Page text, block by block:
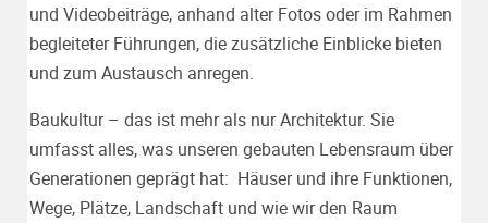
und Videobeiträge, anhand alter Fotos oder im Rahmen
begleiteter Führungen, die zusätzliche Einblicke bieten
und zum Austausch anregen.
Baukultur – das ist mehr als nur Architektur. Sie
umfasst alles, was unseren gebauten Lebensraum über
Generationen geprägt hat: Häuser und ihre Funktionen,
Wege, Plätze, Landschaft und wie wir den Raum